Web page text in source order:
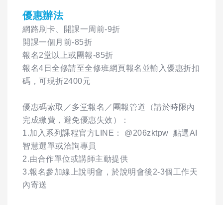
優惠辦法
網路刷卡、開課一周前-9折
開課一個月前-85折
報名2堂以上或團報-85折
報名4日全修請至全修班網頁報名並輸入優惠折扣
碼，可現折2400元
優惠碼索取／多堂報名／團報管道（請於時限內
完成繳費，避免優惠失效）：
1.加入系列課程官方LINE： @206zktpw 點選AI
智慧選單或洽詢專員
2.由合作單位或講師主動提供
3.報名參加線上說明會，於說明會後2-3個工作天
內寄送